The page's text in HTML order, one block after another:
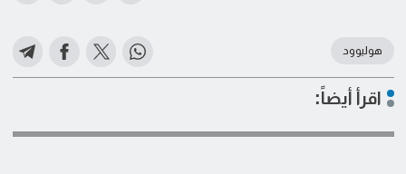
هوليوود
اقرأ أيضاً: